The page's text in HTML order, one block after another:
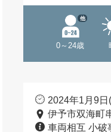
0～24歳
他
2024年1月9日
伊予市双海町
車両相互 小破